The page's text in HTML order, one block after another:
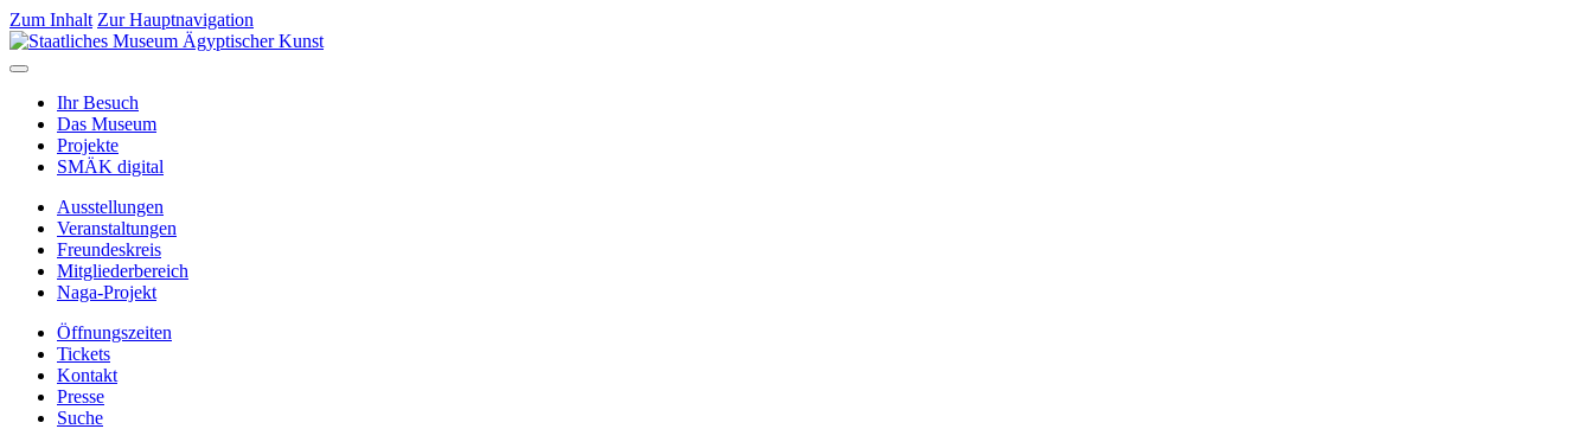
Zum Inhalt Zur Hauptnavigation
Ihr Besuch
Das Museum
Projekte
SMÄK digital
Ausstellungen
Veranstaltungen
Freundeskreis
Mitgliederbereich
Naga-Projekt
Öffnungszeiten
Tickets
Kontakt
Presse
Suche